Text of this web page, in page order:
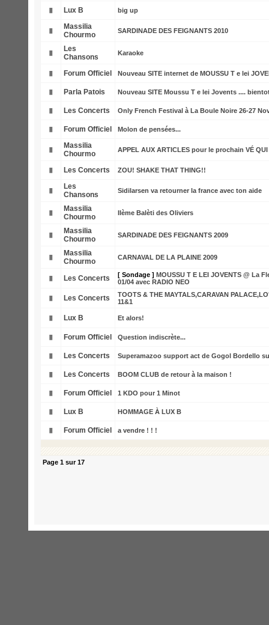
Lux B big up
Massilia
Chourmo
SARDINADE DES FEIGNANTS 2010
Les
Chansons
Karaoke
Forum Officiel Nouveau SITE internet de MOUSSU T e lei
Parla Patois Nouveau SITE Moussu T e lei Jovents ....
Les Concerts Only French Festival à La Boule Noire 26-27
Forum Officiel Molon de pensées...
Massilia
Chourmo
APPEL AUX ARTICLES pour le prochain VÉ QUI
Les Concerts ZOU! SHAKE THAT THING!!
Les
Chansons
Sidilarsen va retourner la france avec ton aide
Massilia
Chourmo
IIème Balèti des Oliviers
Massilia
Chourmo
SARDINADE DES FEIGNANTS 2009
Massilia
Chourmo
CARNAVAL DE LA PLAINE 2009
Les Concerts [ Sondage ] MOUSSU T E LEI JOVENTS @ La
01/04 avec RADIO NEO
Les Concerts
TOOTS & THE MAYTALS,CARAVAN
11&1
Lux B Et alors!
Forum Officiel Question indiscrète...
Les Concerts Superamazoo support act de Gogol Bordello
Les Concerts BOOM CLUB de retour à la maison !
Forum Officiel 1 KDO pour 1 Minot
Lux B HOMMAGE À LUX B
Forum Officiel a vendre ! ! !
Page 1sur17